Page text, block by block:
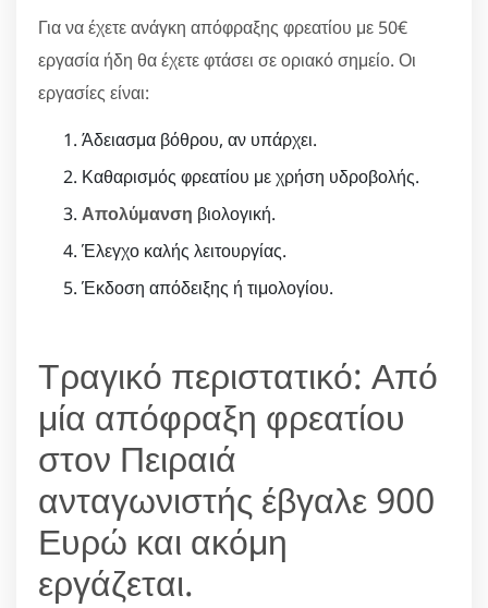
Για να έχετε ανάγκη απόφραξης φρεατίου με 50€
εργασία ήδη θα έχετε φτάσει σε οριακό σημείο. Οι
εργασίες είναι:
Άδειασμα βόθρου, αν υπάρχει.
Καθαρισμός φρεατίου με χρήση υδροβολής.
Απολύμανση βιολογική.
Έλεγχο καλής λειτουργίας.
Έκδοση απόδειξης ή τιμολογίου.
Τραγικό περιστατικό: Από
μία απόφραξη φρεατίου
στον Πειραιά
ανταγωνιστής έβγαλε 900
Ευρώ και ακόμη
εργάζεται.